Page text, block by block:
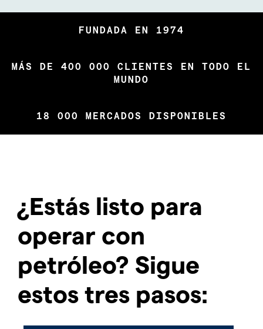
FUNDADA EN 1974
MÁS DE 400 000 CLIENTES EN TODO EL
MUNDO
18 000 MERCADOS DISPONIBLES
¿Estás listo para
operar con
petróleo? Sigue
estos tres pasos: